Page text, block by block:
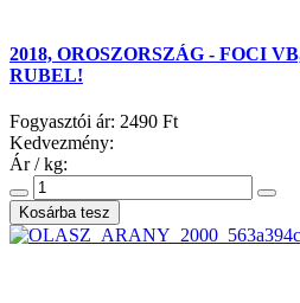
2018, OROSZORSZÁG - FOCI
RUBEL!
Fogyasztói ár: 2490 Ft
Kedvezmény:
Ár / kg: